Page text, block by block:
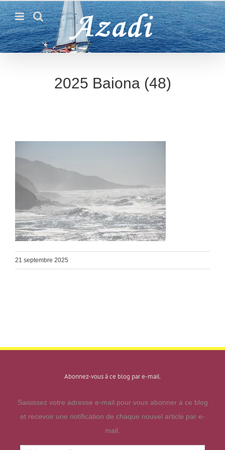
Passer
au
contenu
2025 Baiona (48)
21 septembre 2025
Abonnez-vous à ce blog par e-mail.
Saisissez votre adresse e-mail pour vous abonner à ce blog
et recevoir une notification de chaque nouvel article par e-
mail.